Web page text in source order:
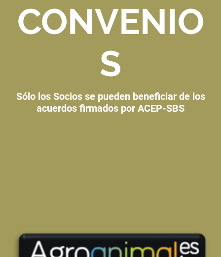
CONVENIO
S
Sólo los Socios se pueden beneficiar de los
acuerdos firmados por ACEP-SBS